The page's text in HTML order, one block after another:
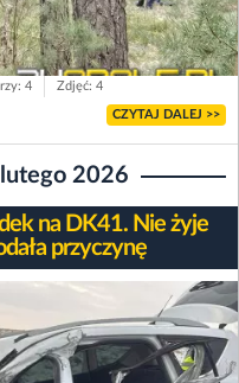
4 Zdjęć: 4
CZYTAJ DALEJ >>
lutego 2026
na DK41. Nie żyje
przyczynę